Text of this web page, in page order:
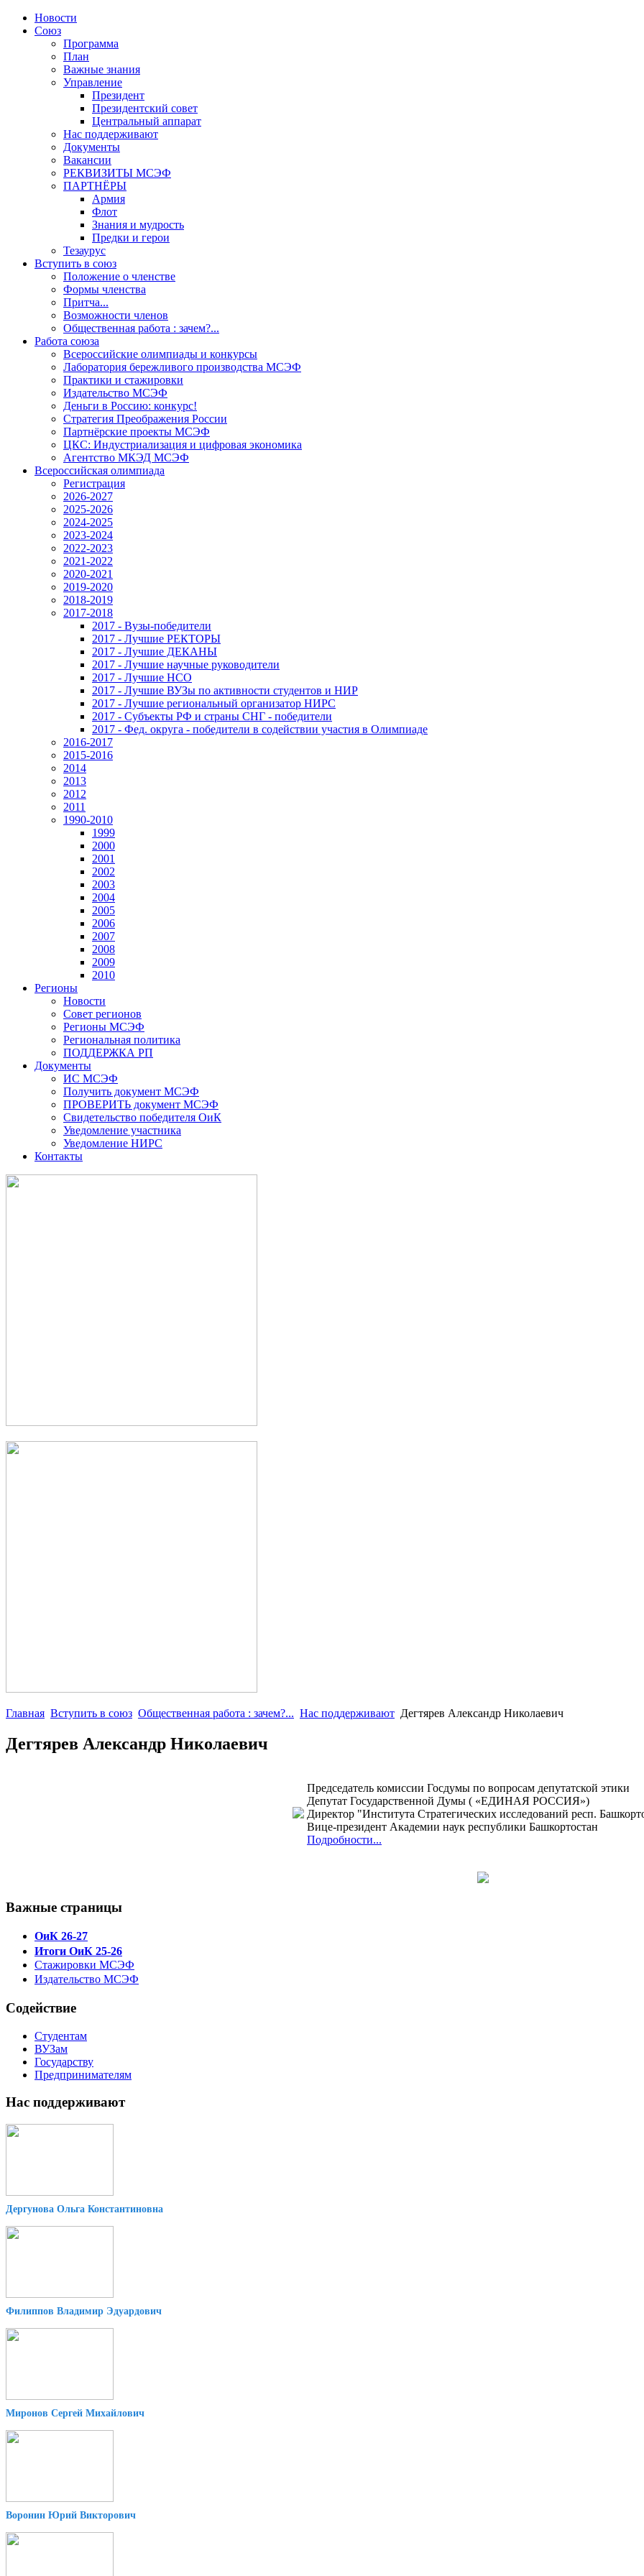
Новости
Союз
Программа
План
Важные знания
Управление
Президент
Президентский совет
Центральный аппарат
Нас поддерживают
Документы
Вакансии
РЕКВИЗИТЫ МСЭФ
ПАРТНЁРЫ
Армия
Флот
Знания и мудрость
Предки и герои
Тезаурус
Вступить в союз
Положение о членстве
Формы членства
Притча...
Возможности членов
Общественная работа : зачем?...
Работа союза
Всероссийские олимпиады и конкурсы
Лаборатория бережливого производства МСЭФ
Практики и стажировки
Издательство МСЭФ
Деньги в Россию: конкурс!
Стратегия Преображения России
Партнёрские проекты МСЭФ
ЦКС: Индустриализация и цифровая экономика
Агентство МКЭД МСЭФ
Всероссийская олимпиада
Регистрация
2026-2027
2025-2026
2024-2025
2023-2024
2022-2023
2021-2022
2020-2021
2019-2020
2018-2019
2017-2018
2017 - Вузы-победители
2017 - Лучшие РЕКТОРЫ
2017 - Лучшие ДЕКАНЫ
2017 - Лучшие научные руководители
2017 - Лучшие НСО
2017 - Лучшие ВУЗы по активности студентов и НИР
2017 - Лучшие региональный организатор НИРС
2017 - Субъекты РФ и страны СНГ - победители
2017 - Фед. округа - победители в содействии участия в Олимпиаде
2016-2017
2015-2016
2014
2013
2012
2011
1990-2010
1999
2000
2001
2002
2003
2004
2005
2006
2007
2008
2009
2010
Регионы
Новости
Совет регионов
Регионы МСЭФ
Региональная политика
ПОДДЕРЖКА РП
Документы
ИС МСЭФ
Получить документ МСЭФ
ПРОВЕРИТЬ документ МСЭФ
Свидетельство победителя ОиК
Уведомление участника
Уведомление НИРС
Контакты
Главная Вступить в союз Общественная работа : зачем?... Нас поддерживают Дегтярев Александр Николаевич
Дегтярев Александр Николаевич
Председатель комиссии Госдумы по вопросам депутатской этики
Депутат Государственной Думы ( «ЕДИНАЯ РОССИЯ»)
Директор "Института Стратегических исследований респ.
Вице-президент Академии наук республики Башкортостан
Подробности...
Важные страницы
ОиК 26-27
Итоги ОиК 25-26
Стажировки МСЭФ
Издательство МСЭФ
Содействие
Студентам
ВУЗам
Государству
Предпринимателям
Нас поддерживают
Дергунова Ольга Константиновна
Филиппов Владимир Эдуардович
Миронов Сергей Михайлович
Воронин Юрий Викторович